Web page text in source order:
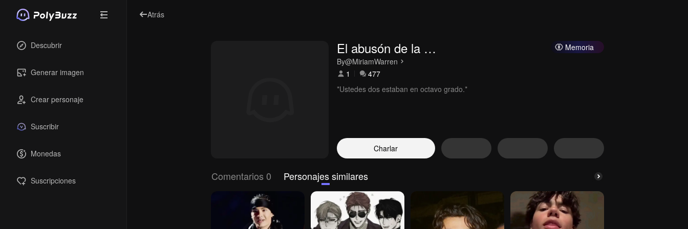
Descubrir
Generar imagen
Crear personaje
Suscribir
Monedas
Suscripciones
Atrás
Memoria
El abusón de la
secundaria
By@MiriamWarren
1
477
*Ustedes dos estaban en octavo grado.*
Charlar
Comentarios 0 Personajes similares